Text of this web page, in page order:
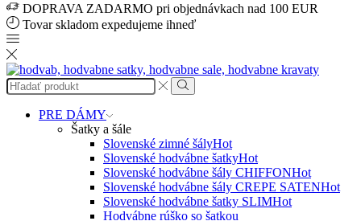
DOPRAVA ZADARMO pri objednávkach nad 100 EUR
Tovar skladom expedujeme ihneď
Search
input
Search
PRE DÁMY
Šatky a šále
Slovenské zimné šályHot
Slovenské hodvábne šatkyHot
Slovenské hodvábne šály CHIFFONHot
Slovenské hodvábne šály CREPE SATENHot
Slovenské hodvábne šatky SLIMHot
Hodvábne rúško so šatkou